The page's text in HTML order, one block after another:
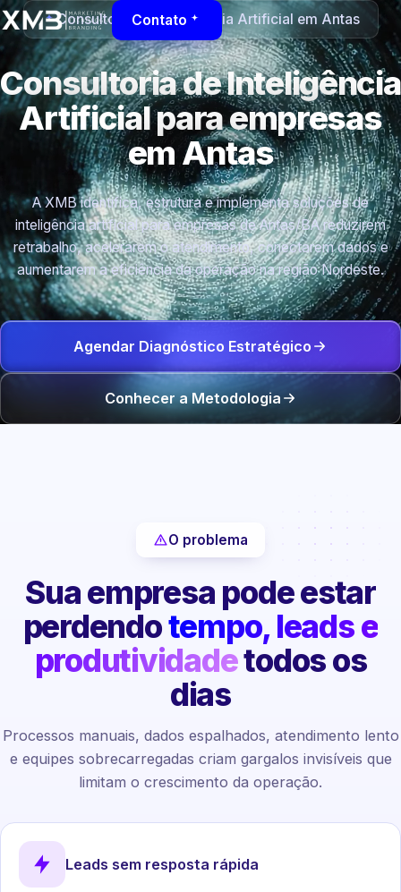
Contato
Consultoria de Inteligência Artificial em Antas
Consultoria de Inteligência
Artificial para empresas
em Antas
A XMB identifica, estrutura e implementa soluções de
inteligência artificial para empresas de Antas/BA reduzirem
retrabalho, acelerarem o atendimento, conectarem dados e
aumentarem a eficiência da operação na região Nordeste.
Agendar Diagnóstico Estratégico
Conhecer a Metodologia
O problema
Sua empresa pode estar
perdendotempo, leads e
produtividadetodos os
dias
Processos manuais, dados espalhados, atendimento lento
e equipes sobrecarregadas criam gargalos invisíveis que
limitam o crescimento da operação.
Leads sem resposta rápida